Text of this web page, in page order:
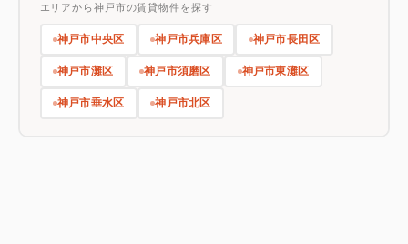
エリアから神戸市の賃貸物件を探す
神戸市中央区 神戸市兵庫区 神戸市長田区
神戸市灘区 神戸市須磨区 神戸市東灘区
神戸市垂水区 神戸市北区